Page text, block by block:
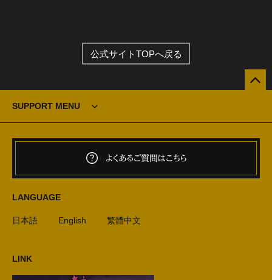
公式サイトTOPへ戻る
SUPPORT MENU
よくあるご質問はこちら
LANGUAGE
日本語 English 繁體中文
LINK